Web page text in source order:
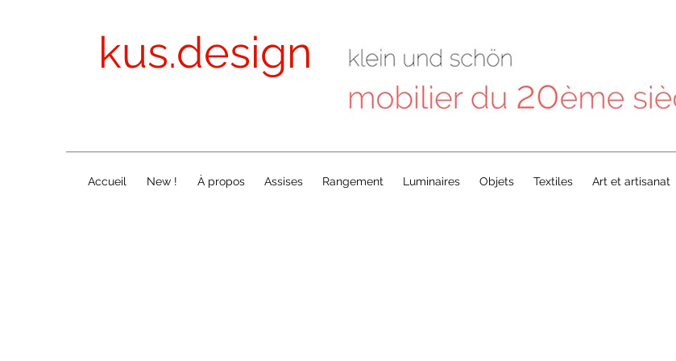
kus.design
Accueil New ! À propos Assises Rangement Luminaires Objets Textiles Art et artisanat